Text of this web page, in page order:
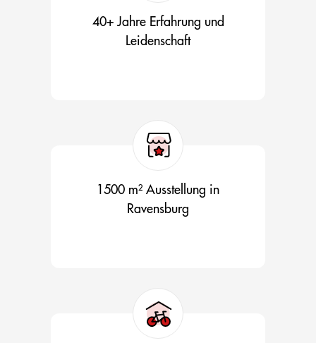
40+ Jahre Erfahrung und
Leidenschaft
1500 m² Ausstellung in
Ravensburg